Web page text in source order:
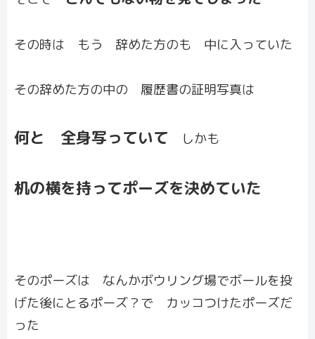
その時は もう 辞めた方のも 中に入っていた
その辞めた方の中の 履歴書の証明写真は
何と 全身写っていて しかも
机の横を持ってポーズを決めていた
そのポーズは なんかボウリング場でボールを投
げた後にとるポーズ？で カッコつけたポーズだ
った